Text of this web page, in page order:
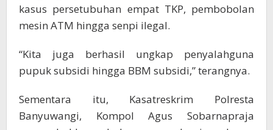
kasus persetubuhan empat TKP, pembobolan
mesin ATM hingga senpi ilegal.
“Kita juga berhasil ungkap penyalahguna
pupuk subsidi hingga BBM subsidi,” terangnya.
Sementara itu, Kasatreskrim Polresta
Banyuwangi, Kompol Agus Sobarnapraja